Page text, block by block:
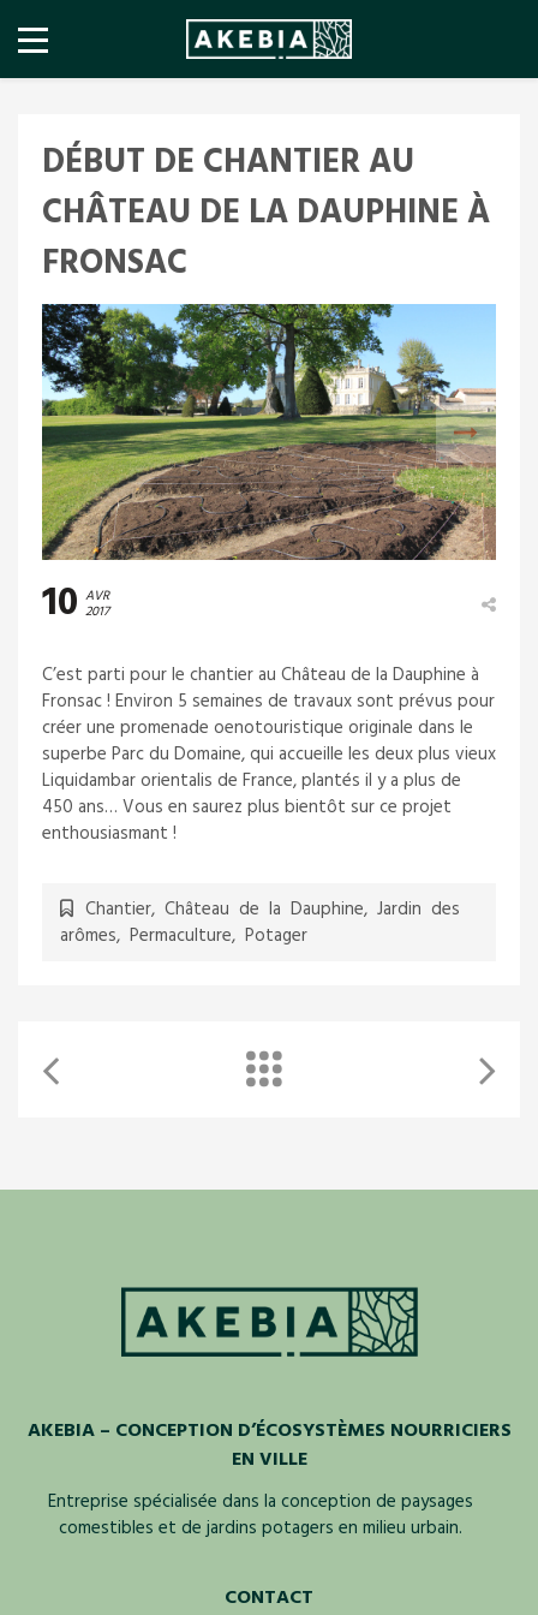
DÉBUT DE CHANTIER AU
CHÂTEAU DE LA DAUPHINE À
FRONSAC
10 AVR
2017
C’est parti pour le chantier au Château de la Dauphine à
Fronsac ! Environ 5 semaines de travaux sont prévus pour
créer une promenade oenotouristique originale dans le
superbe Parc du Domaine, qui accueille les deux plus vieux
Liquidambar orientalis de France, plantés il y a plus de
450 ans… Vous en saurez plus bientôt sur ce projet
enthousiasmant !
Chantier, Château de la Dauphine, Jardin des
arômes, Permaculture, Potager
AKEBIA – CONCEPTION D’ÉCOSYSTÈMES NOURRICIERS
EN VILLE
Entreprise spécialisée dans la conception de paysages
comestibles et de jardins potagers en milieu urbain.
CONTACT